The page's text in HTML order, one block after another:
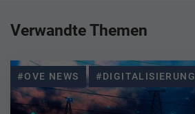
Verwandte Themen
#OVE NEWS #DIGITALISIERUNG